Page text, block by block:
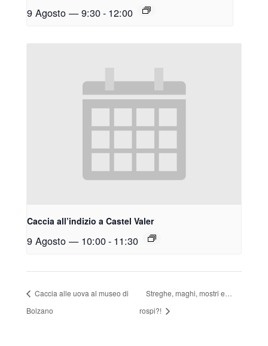
9 Agosto — 9:30- 12:00
Caccia all’indizio a Castel Valer
9 Agosto — 10:00- 11:30
Caccia alle uova al museo di
Bolzano
Streghe, maghi, mostri e…
rospi?!